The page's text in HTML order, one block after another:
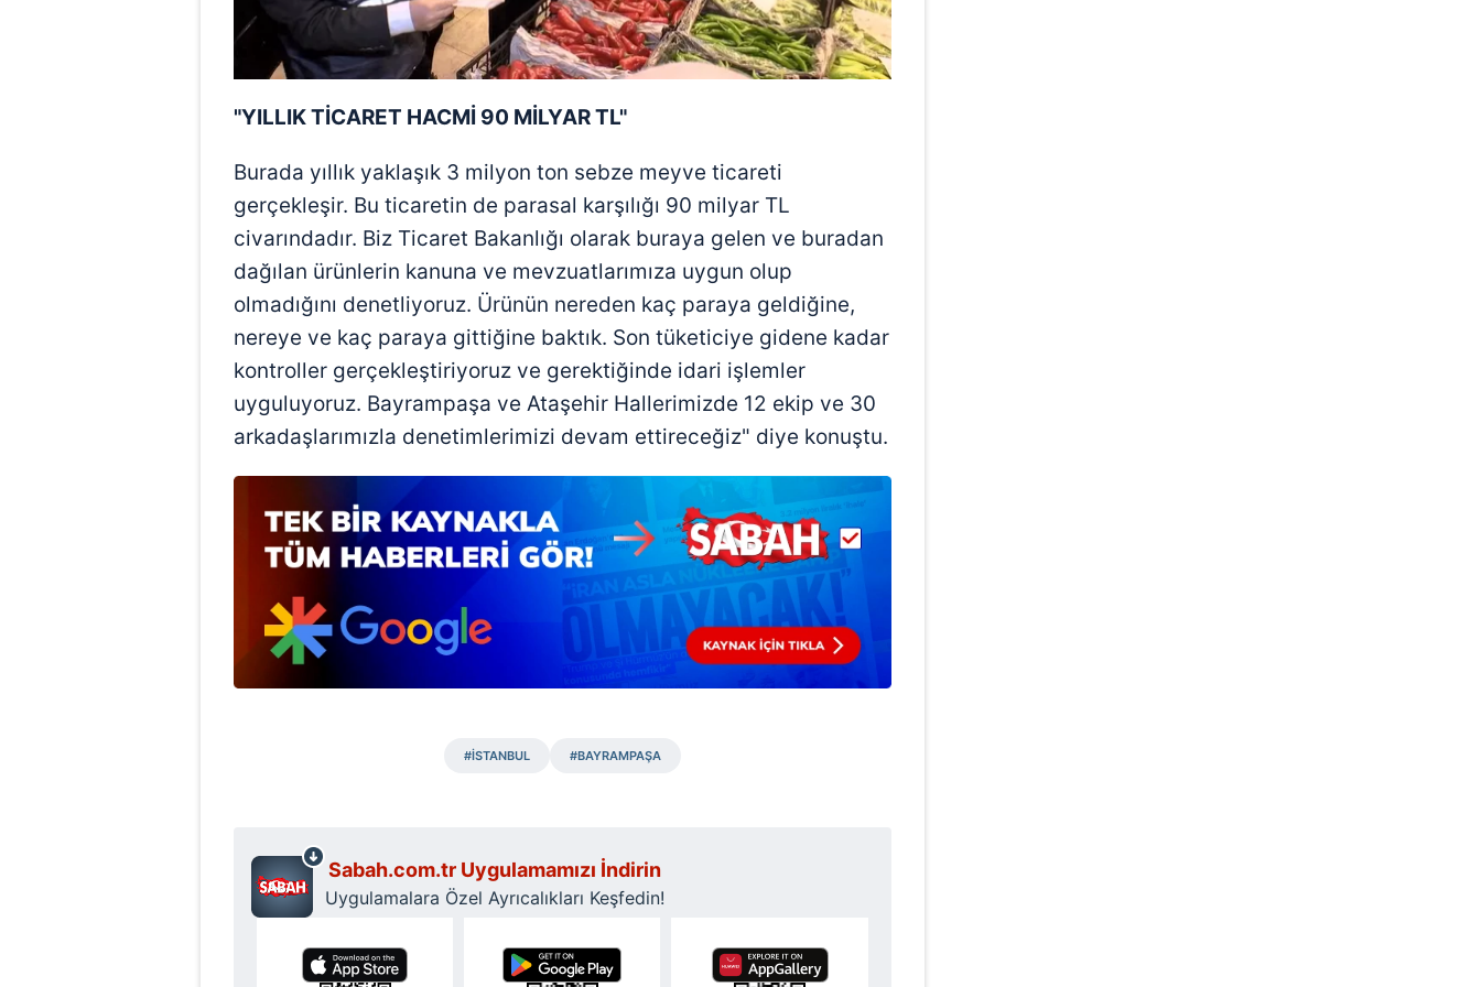
mevzuata uygun olarak kullanılan çerezlerle ilgili bilgi almak için lütfentıklayınız.
"YILLIK TİCARET HACMİ 90 MİLYAR TL"
Burada yıllık yaklaşık 3 milyon ton sebze meyve ticareti
gerçekleşir. Bu ticaretin de parasal karşılığı 90 milyar TL
civarındadır. Biz Ticaret Bakanlığı olarak buraya gelen ve buradan
dağılan ürünlerin kanuna ve mevzuatlarımıza uygun olup
olmadığını denetliyoruz. Ürünün nereden kaç paraya geldiğine,
nereye ve kaç paraya gittiğine baktık. Son tüketiciye gidene kadar
kontroller gerçekleştiriyoruz ve gerektiğinde idari işlemler
uyguluyoruz. Bayrampaşa ve Ataşehir Hallerimizde 12 ekip ve 30
arkadaşlarımızla denetimlerimizi devam ettireceğiz" diye konuştu.
#İSTANBUL #BAYRAMPAŞA
Sabah.com.tr Uygulamamızı İndirin
Uygulamalara Özel Ayrıcalıkları Keşfedin!